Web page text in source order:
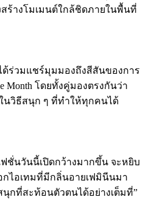
ร้างโมเมนต์ใกล้ชิดภายในพื้นที่
ร่วมแชร์มุมมองถึงสีสันของการ
Month โดยทั้งคู่มองตรงกันว่า
นวิธีสนุก ๆ ที่ทำให้ทุกคนได้
ชั่นวันนี้เปิดกว้างมากขึ้น จะหยิบ
ไอเทมที่มีกลิ่นอายเฟมินีนมา
กที่สะท้อนตัวตนได้อย่างเต็มที่”